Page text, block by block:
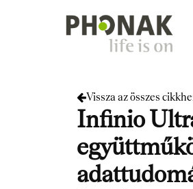
Vissza az összes
Infinio